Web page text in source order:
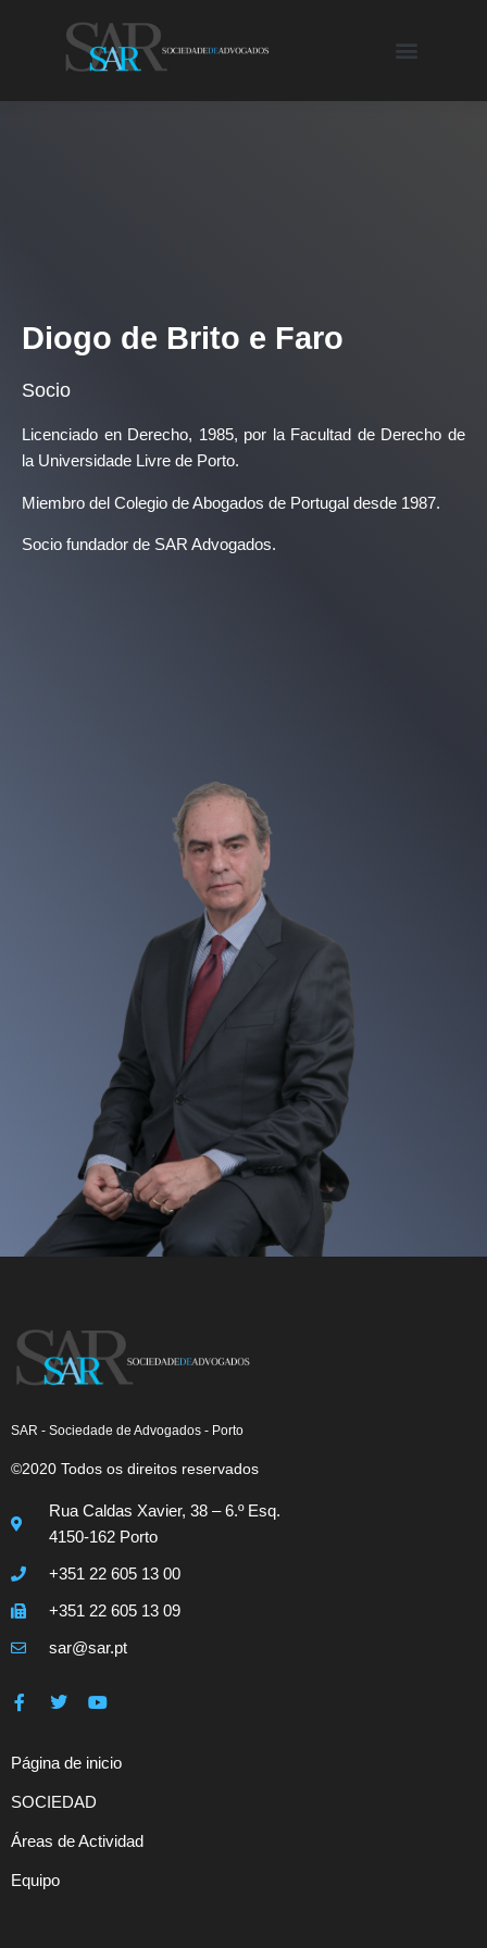
Diogo de Brito e Faro
Socio
Licenciado en Derecho, 1985, por la Facultad de Derecho de
la Universidade Livre de Porto.
Miembro del Colegio de Abogados de Portugal desde 1987.
Socio fundador de SAR Advogados.
SAR - Sociedade de Advogados - Porto
©2020 Todos os direitos reservados
Rua Caldas Xavier, 38 – 6.º Esq.
4150-162 Porto
+351 22 605 13 00
+351 22 605 13 09
sar@sar.pt
Página de inicio
SOCIEDAD
Áreas de Actividad
Equipo